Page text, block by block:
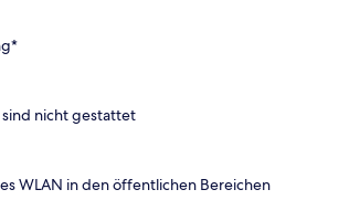
sind nicht gestattet
WLAN in den öffentlichen Bereichen